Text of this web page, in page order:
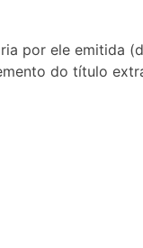
por ele emitida
do título